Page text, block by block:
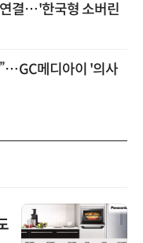
결…'한국형 소버린
메디아이 '의사